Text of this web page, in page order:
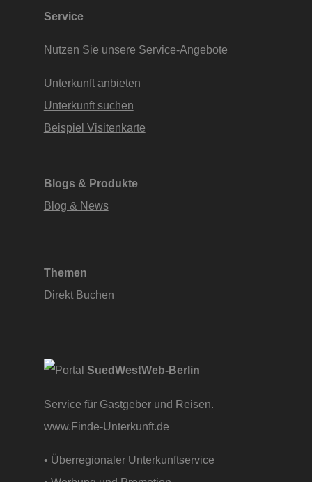
Service
Nutzen Sie unsere Service-Angebote
Unterkunft anbieten
Unterkunft suchen
Beispiel Visitenkarte
Blogs & Produkte
Blog & News
Themen
Direkt Buchen
SuedWestWeb-Berlin
Service für Gastgeber und Reisen.
www.Finde-Unterkunft.de
• Überregionaler Unterkunftservice